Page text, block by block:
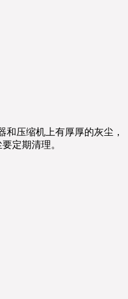
压缩机上有厚厚的灰尘，
定期清理。